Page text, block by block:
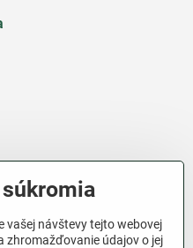
vašej návštevy tejto webovej
zhromažďovanie údajov o jej